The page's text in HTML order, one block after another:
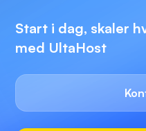
Start i dag, skaler
med UltaHost